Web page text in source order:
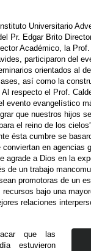
Universitario
Pr. Edgar Brito
Académico, la
participaron del
orientados al
así como la
respecto el Prof.
evento evangelístico
que nuestros hijos
el reino de los
ésta cumbre se
en agencias
agrade a Dios en la
de un trabajo
promotoras de un
bajo una
relaciones
que las
estuvieron